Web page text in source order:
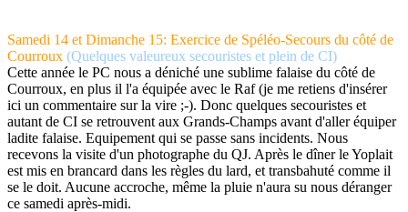
Samedi 14 et Dimanche 15: Exercice de Spéléo-Secours du côté de
Courroux (Quelques valeureux secouristes et plein de CI)
Cette année le PC nous a déniché une sublime falaise du côté de
Courroux, en plus il l'a équipée avec le Raf (je me retiens d'insérer
ici un commentaire sur la vire ;-). Donc quelques secouristes et
autant de CI se retrouvent aux Grands-Champs avant d'aller équiper
ladite falaise. Equipement qui se passe sans incidents. Nous
recevons la visite d'un photographe du QJ. Après le dîner le Yoplait
est mis en brancard dans les règles du lard, et transbahuté comme il
se le doit. Aucune accroche, même la pluie n'aura su nous déranger
ce samedi après-midi.